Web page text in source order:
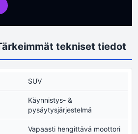
tekniset tiedot
SUV
Käynnistys- &
pysäytysjärjestelmä
Vapaasti hengittävä moottori